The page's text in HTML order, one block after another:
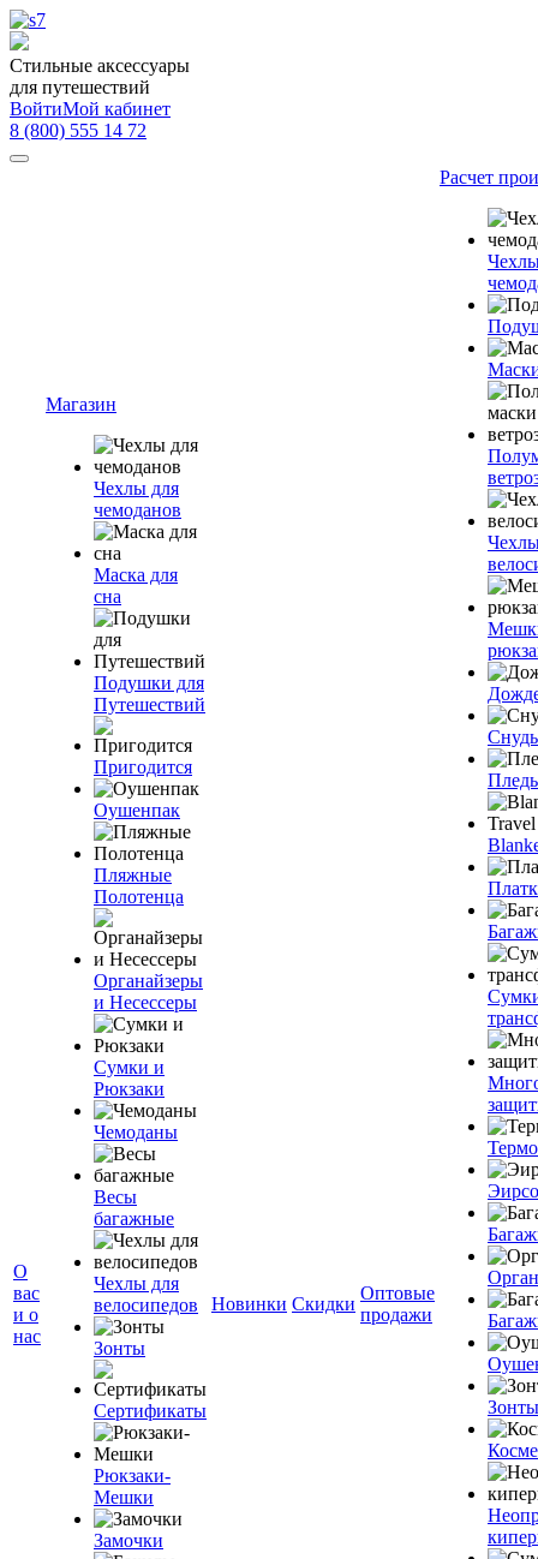
Стильные аксессуары
для путешествий
ВойтиМой кабинет
8 (800) 555 14 72
О
вас
и о
нас
Магазин
Чехлы для
чемоданов
Маска для
сна
Подушки для
Путешествий
Пригодится
Оушенпак
Пляжные
Полотенца
Органайзеры
и Несессеры
Сумки и
Рюкзаки
Чемоданы
Весы
багажные
Чехлы для
велосипедов
Зонты
Сертификаты
Рюкзаки-
Мешки
Замочки
Новинки Скидки
Оптовые
продажи
Расчет
Зонты